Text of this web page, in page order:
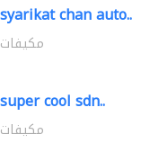
syarikat chan auto..
مكيفات
super cool sdn..
مكيفات